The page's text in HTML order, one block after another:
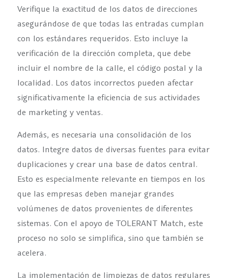
Verifique la exactitud de los datos de direcciones
asegurándose de que todas las entradas cumplan
con los estándares requeridos. Esto incluye la
verificación de la dirección completa, que debe
incluir el nombre de la calle, el código postal y la
localidad. Los datos incorrectos pueden afectar
significativamente la eficiencia de sus actividades
de marketing y ventas.
Además, es necesaria una consolidación de los
datos. Integre datos de diversas fuentes para evitar
duplicaciones y crear una base de datos central.
Esto es especialmente relevante en tiempos en los
que las empresas deben manejar grandes
volúmenes de datos provenientes de diferentes
sistemas. Con el apoyo de TOLERANT Match, este
proceso no solo se simplifica, sino que también se
acelera.
La implementación de limpiezas de datos regulares